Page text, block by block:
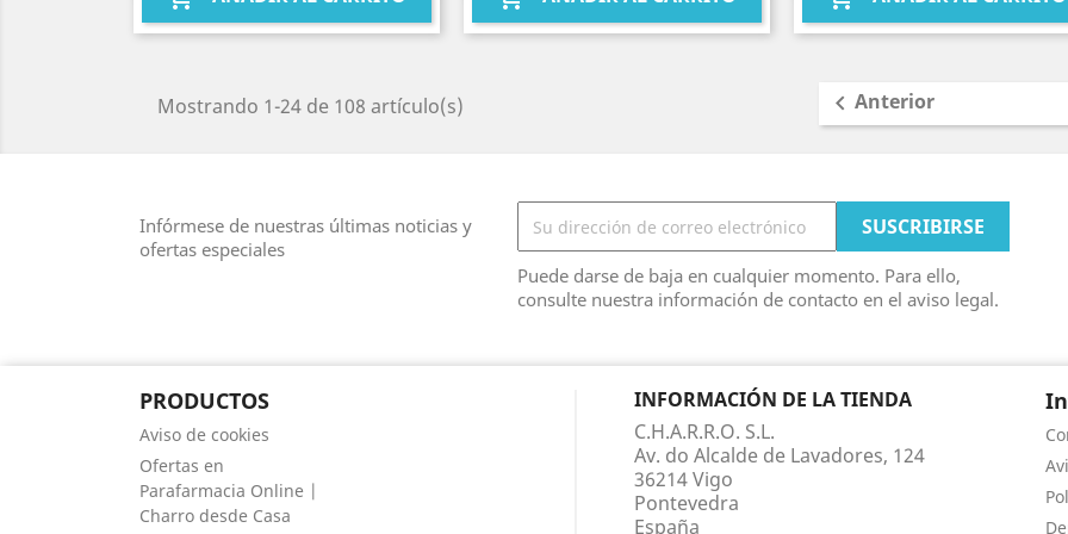
Mostrando 1-24 de 108 artículo(s)  Anterior
Infórmese de nuestras últimas noticias y
ofertas especiales
Puede darse de baja en cualquier momento. Para ello,
consulte nuestra información de contacto en el aviso legal.
PRODUCTOS
Aviso de cookies
Ofertas en
Parafarmacia Online |
Charro desde Casa
INFORMACIÓN DE LA TIENDA
C.H.A.R.R.O. S.L.
Av. do Alcalde de Lavadores, 124
36214 Vigo
Pontevedra
España